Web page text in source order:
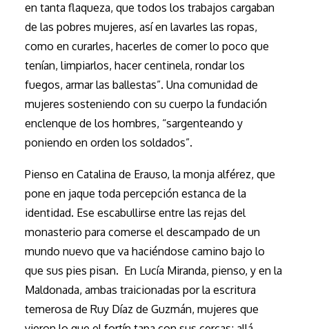
en tanta flaqueza, que todos los trabajos cargaban
de las pobres mujeres, así en lavarles las ropas,
como en curarles, hacerles de comer lo poco que
tenían, limpiarlos, hacer centinela, rondar los
fuegos, armar las ballestas”. Una comunidad de
mujeres sosteniendo con su cuerpo la fundación
enclenque de los hombres, “sargenteando y
poniendo en orden los soldados”.
Pienso en Catalina de Erauso, la monja alférez, que
pone en jaque toda percepción estanca de la
identidad. Ese escabullirse entre las rejas del
monasterio para comerse el descampado de un
mundo nuevo que va haciéndose camino bajo lo
que sus pies pisan. En Lucía Miranda, pienso, y en la
Maldonada, ambas traicionadas por la escritura
temerosa de Ruy Díaz de Guzmán, mujeres que